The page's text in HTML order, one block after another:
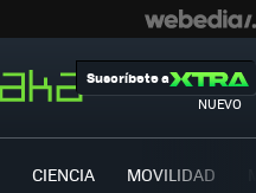
NUEVO
Suscríbete a
CIENCIA MOVILIDAD